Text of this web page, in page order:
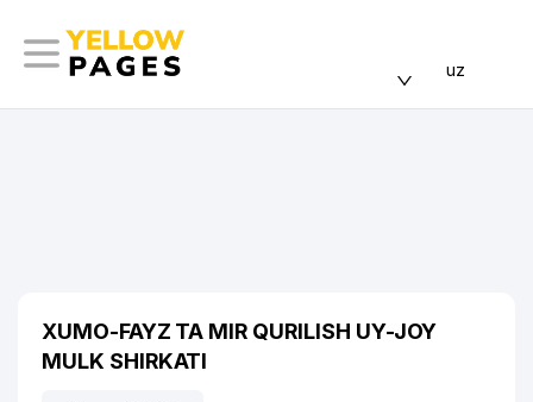
uz
XUMO-FAYZ TA MIR QURILISH UY-JOY
MULK SHIRKATI